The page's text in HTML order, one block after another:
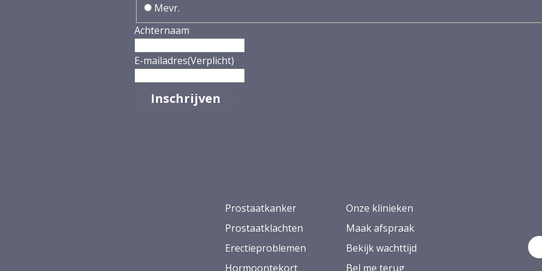
Mevr.
Achternaam
E-mailadres(Verplicht)
Prostaatkanker
Prostaatklachten
Erectieproblemen
Hormoontekort
Onze klinieken
Maak afspraak
Bekijk wachttijd
Bel me terug